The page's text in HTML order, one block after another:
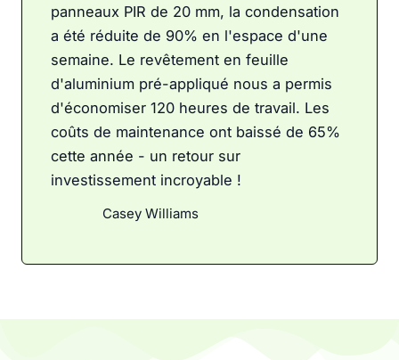
panneaux PIR de 20 mm, la condensation
a été réduite de 90% en l'espace d'une
semaine. Le revêtement en feuille
d'aluminium pré-appliqué nous a permis
d'économiser 120 heures de travail. Les
coûts de maintenance ont baissé de 65%
cette année - un retour sur
investissement incroyable !
Casey Williams